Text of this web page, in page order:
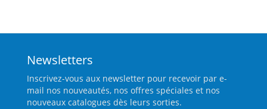
Newsletters
Inscrivez-vous aux newsletter pour recevoir par e-
mail nos nouveautés, nos offres spéciales et nos
nouveaux catalogues dès leurs sorties.